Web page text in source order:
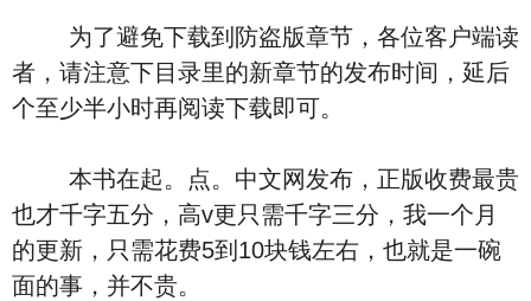
为了避免下载到防盗版章节，各位客户端读
者，请注意下目录里的新章节的发布时间，延后
个至少半小时再阅读下载即可。
本书在起。点。中文网发布，正版收费最贵
也才千字五分，高v更只需千字三分，我一个月
的更新，只需花费5到10块钱左右，也就是一碗
面的事，并不贵。